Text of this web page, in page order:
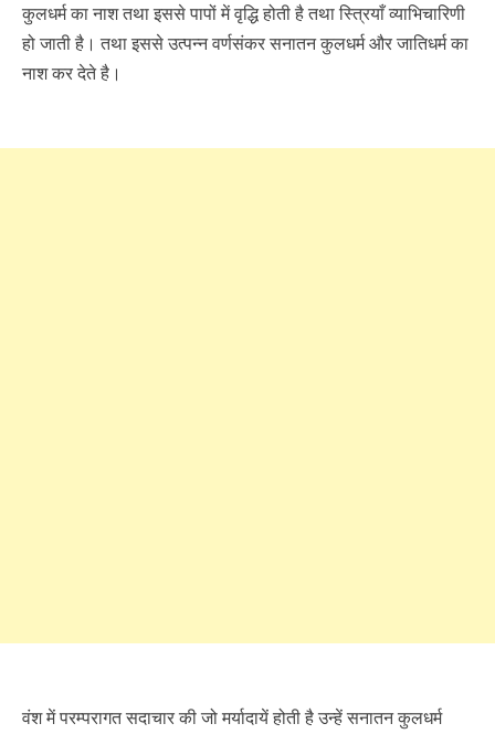
कुलधर्म का नाश तथा इससे पापों में वृद्धि होती है तथा स्त्रियाँ व्याभिचारिणी
हो जाती है। तथा इससे उत्पन्न वर्णसंकर सनातन कुलधर्म और जातिधर्म का
नाश कर देते है।
वंश में परम्परागत सदाचार की जो मर्यादायें होती है उन्हें सनातन कुलधर्म